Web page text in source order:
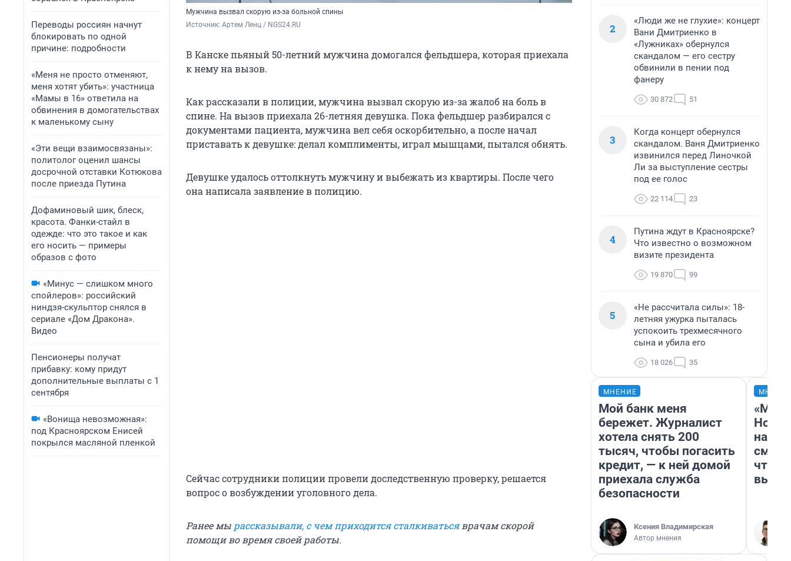
Переводы россиян начнут
блокировать по одной
причине: подробности
«Меня не просто отменяют,
меня хотят убить»: участница
«Мамы в 16» ответила на
обвинения в домогательствах
к маленькому сыну
«Эти вещи взаимосвязаны»:
политолог оценил шансы
досрочной отставки Котюкова
после приезда Путина
Дофаминовый шик, блеск,
красота. Фанки-стайл в
одежде: что это такое и как
его носить — примеры
образов с фото
«Минус — слишком много
спойлеров»: российский
ниндзя-скульптор снялся в
сериале «Дом Дракона».
Видео
Пенсионеры получат
прибавку: кому придут
дополнительные выплаты с 1
сентября
«Вонища невозможная»:
под Красноярском Енисей
покрылся масляной пленкой
Мужчина вызвал скорую из-за больной спины
Источник: Артем Ленц / NGS24.RU
В Канске пьяный 50-летний мужчина домогался фельдшера, которая приехала
к нему на вызов.
Как рассказали в полиции, мужчина вызвал скорую из-за жалоб на боль в
спине. На вызов приехала 26-летняя девушка. Пока фельдшер разбирался с
документами пациента, мужчина вел себя оскорбительно, а после начал
приставать к девушке: делал комплименты, играл мышцами, пытался обнять.
Девушке удалось оттолкнуть мужчину и выбежать из квартиры. После чего
она написала заявление в полицию.
Сейчас сотрудники полиции провели доследственную проверку, решается
вопрос о возбуждении уголовного дела.
Ранее мы рассказывали, с чем приходится сталкиватьсяврачам скорой
помощи во время своей работы.
2
«Люди же не глухие»: концерт
Вани Дмитриенко в
«Лужниках» обернулся
скандалом — его сестру
обвинили в пении под
фанеру
30 872 51
3
Когда концерт обернулся
скандалом. Ваня Дмитриенко
извинился перед Линочкой
Ли за выступление сестры
под ее голос
22 114 23
4
Путина ждут в Красноярске?
Что известно о возможном
визите президента
19 870 99
5
«Не рассчитала силы»: 18-
летняя ужурка пыталась
успокоить трехмесячного
сына и убила его
18 026 35
МНЕНИЕ
Мой банк меня
бережет. Журналист
хотела снять 200
тысяч, чтобы погасить
кредит, — к ней домой
приехала служба
безопасности
Ксения Владимирская
Автор мнения
«Мы